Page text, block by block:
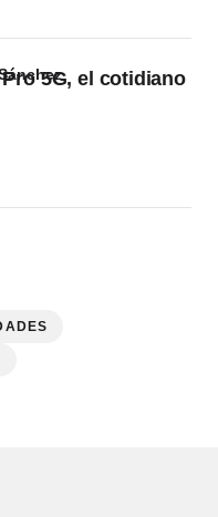
5G, el cotidiano